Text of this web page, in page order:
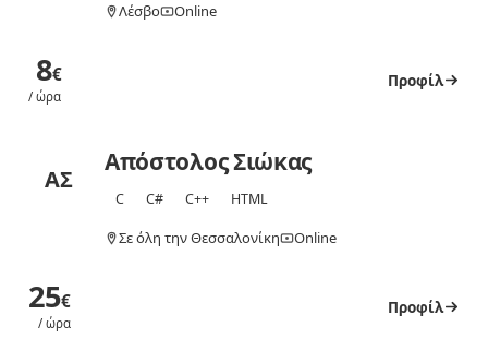
Λέσβο Online
8€
/ ώρα
Προφίλ
ΑΣ
Απόστολος Σιώκας
C C# C++ HTML
Σε όλη την Θεσσαλονίκη Online
25€
/ ώρα
Προφίλ